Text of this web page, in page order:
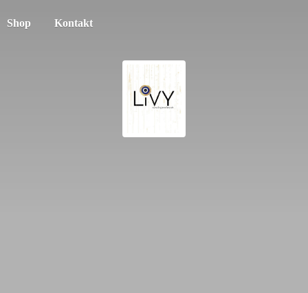
Shop Kontakt